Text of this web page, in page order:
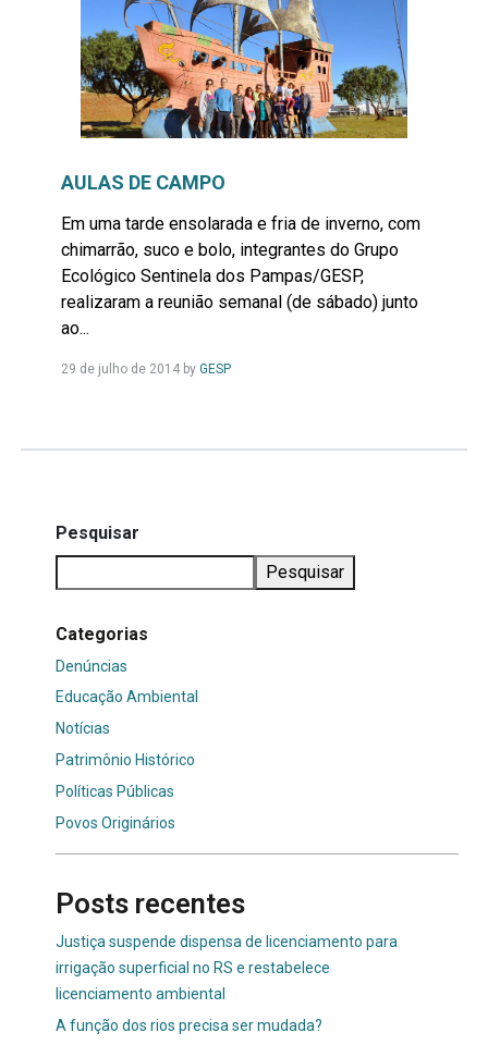
AULAS DE CAMPO
Em uma tarde ensolarada e fria de inverno, com
chimarrão, suco e bolo, integrantes do Grupo
Ecológico Sentinela dos Pampas/GESP,
realizaram a reunião semanal (de sábado) junto
ao...
29 de julho de 2014by GESPLeia
Pesquisar
Pesquisar
Categorias
Denúncias
Educação Ambiental
Notícias
Patrimônio Histórico
Políticas Públicas
Povos Originários
Posts recentes
Justiça suspende dispensa de licenciamento para
irrigação superficial no RS e restabelece
licenciamento ambiental
A função dos rios precisa ser mudada?